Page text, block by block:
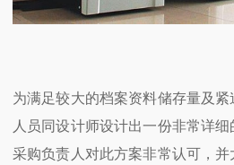
为满足较大的档案资料储存量及
人员同设计师设计出一份非常详细
采购负责人对此方案非常认可，